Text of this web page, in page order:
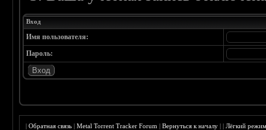
Вход
Имя пользователя:
Пароль:
|Обратная связь |Metal Torrent Tracker Forum |Вернуться к началу ||Лёгкий